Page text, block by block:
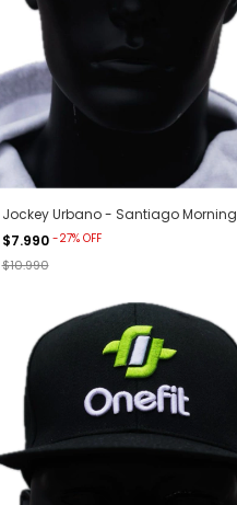
Jockey Urbano - Santiago Morning
$7.990 -27% OFF
$10.990